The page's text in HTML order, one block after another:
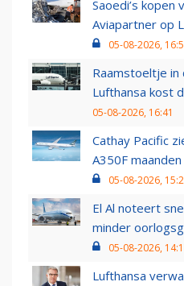
Saoedi’s kopen
Aviapartner op
05-08-2026,
Raamstoeltje in
Lufthansa kost
05-08-2026, 16:41
Cathay Pacific
A350F
05-08-2026,
El Al noteert
minder
05-08-2026,
Lufthansa